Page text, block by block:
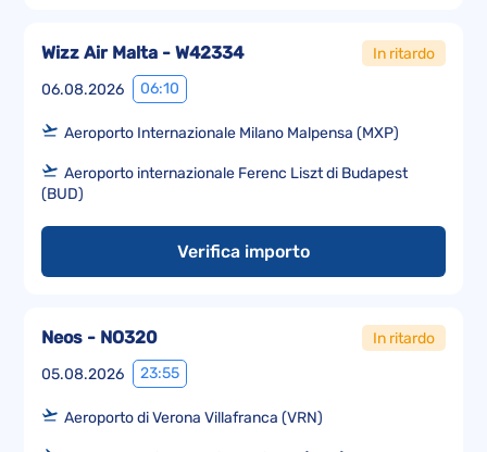
06.08.2026 06:10
Wizz Air Malta - W42334 In ritardo
Aeroporto Internazionale Milano Malpensa (MXP)
Aeroporto internazionale Ferenc Liszt di Budapest
(BUD)
Verifica importo
05.08.2026 23:55
Neos - NO320 In ritardo
Aeroporto di Verona Villafranca (VRN)